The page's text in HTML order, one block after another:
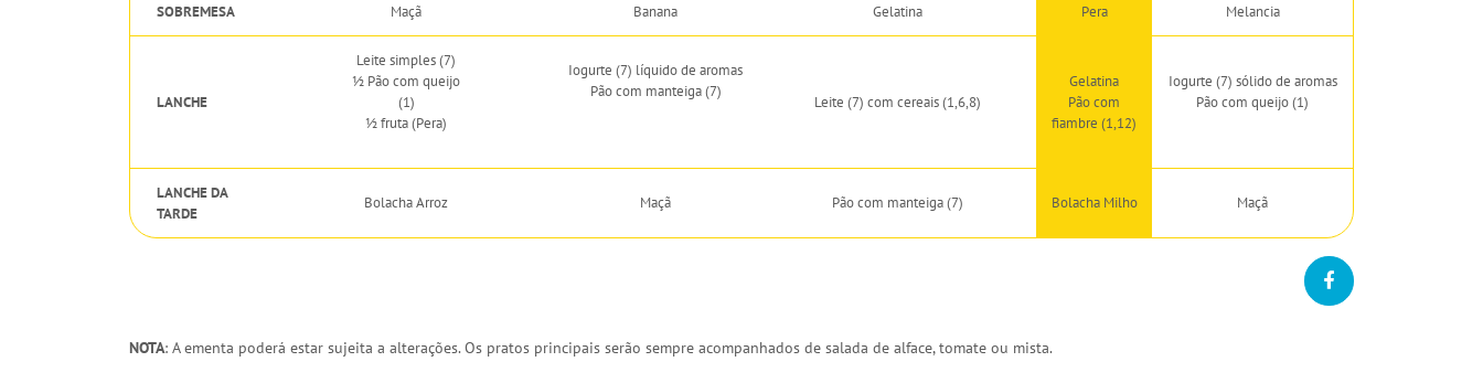
SOBREMESA Maçã Banana Gelatina Pera Melancia
LANCHE
Leite simples (7)
½ Pão com queijo
(1)
½ fruta (Pera)
Iogurte (7) líquido de aromas
Pão com manteiga (7)
Leite (7) com cereais (1,6,8)
Gelatina
Pão com
fiambre (1,12)
Iogurte (7) sólido de aromas
Pão com queijo (1)
LANCHE DA
TARDE
Bolacha Arroz Maçã Pão com manteiga (7) Bolacha Milho Maçã
NOTA: A ementa poderá estar sujeita a alterações. Os pratos principais serão sempre acompanhados de salada de alface, tomate ou mista.